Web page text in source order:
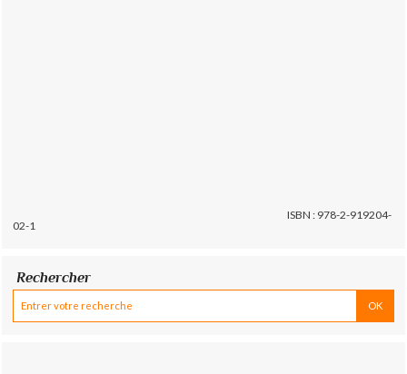
ISBN : 978-2-919204-
02-1
Rechercher